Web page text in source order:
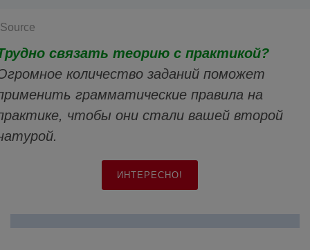
Source
связать теорию с практикой?
количество заданий поможет
грамматические правила на
чтобы они стали вашей второй
ИНТЕРЕСНО!